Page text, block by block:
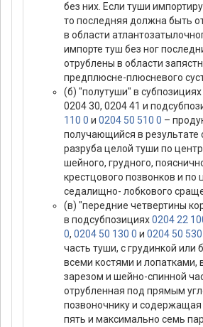
без них. Если туши
то последняя должна быть
в области
импорте туш без ног
отрублены в области
предплюсне-плюсневого
(б) "полутуши" в
0204 30, 0204 41 и
110 0 и 0204 50 510 0 –
получающийся в результате
разруба целой туши по
шейного, грудного,
крестцового позвонков и по
седалищно- лобкового
(в) "передние четвертины
в подсубпозициях0204 22
0, 0204 50 130 0 и 0204 50
часть туши, с грудинкой или
всеми костями и лопатками,
зарезом и шейно-спинной
отрубленная под прямым
позвоночнику и
пять и максимально семь